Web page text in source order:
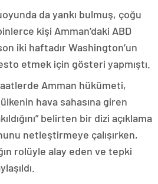
da yankı bulmuş, çoğu
kişi Amman’daki ABD
iki haftadır Washington’un
etmek için gösteri yapmıştı.
Amman hükümeti,
hava sahasına giren
belirten bir dizi açıklama
netleştirmeye çalışırken,
rolüyle alay eden ve tepki